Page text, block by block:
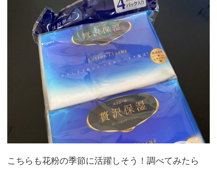
こちらも花粉の季節に活躍しそう！調べてみたら